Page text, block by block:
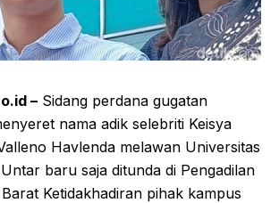
– Sidang perdana gugatan
nama adik selebriti Keisya
Havlenda melawan Universitas
baru saja ditunda di Pengadilan
Ketidakhadiran pihak kampus